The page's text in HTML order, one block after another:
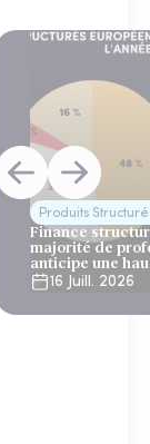
Produits
Finance
majorité de
anticipe une
émissions en
16 Juill. 2026